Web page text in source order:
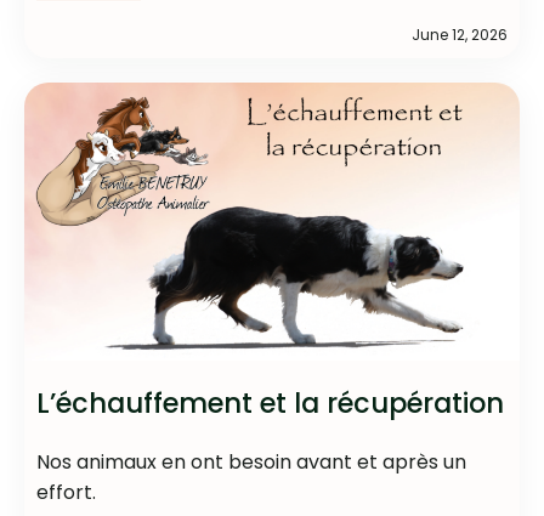
June 12, 2026
L’échauffement et la récupération
Nos animaux en ont besoin avant et après un
effort.